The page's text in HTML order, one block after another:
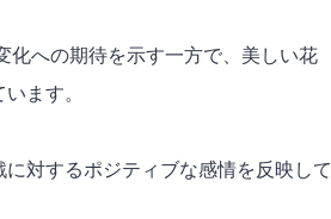
化への期待を示す一方で、美しい花
ます。
対するポジティブな感情を反映して